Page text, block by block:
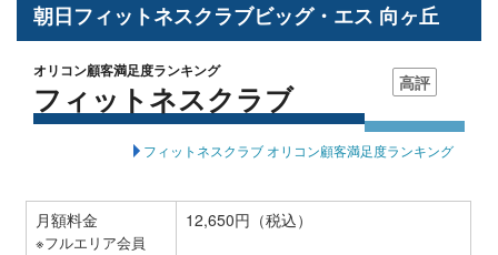
朝日フィットネスクラブビッグ・エス 向ヶ丘
オリコン顧客満足度ランキング
フィットネスクラブ 高評
フィットネスクラブ オリコン顧客満足度ランキング
月額料金
※フルエリア会員
12,650円（税込）